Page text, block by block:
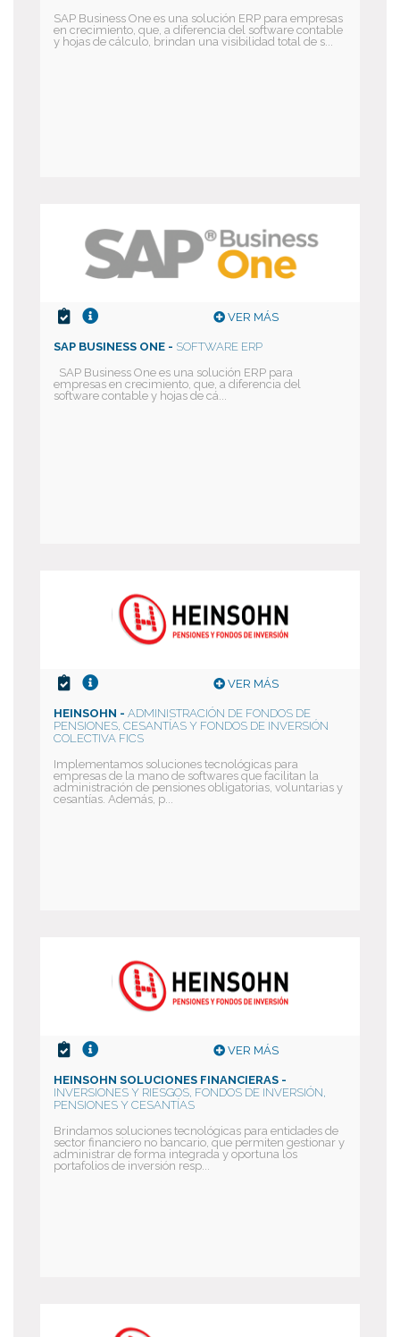
SAP Business One es una solución ERP para empresas
en crecimiento, que, a diferencia del software contable
y hojas de cálculo, brindan una visibilidad total de s...
VER MÁS
SAP BUSINESS ONE - SOFTWARE ERP
SAP Business One es una solución ERP para
empresas en crecimiento, que, a diferencia del
software contable y hojas de cá...
VER MÁS
HEINSOHN - ADMINISTRACIÓN DE FONDOS DE
PENSIONES, CESANTÍAS Y FONDOS DE INVERSIÓN
COLECTIVA FICS
Implementamos soluciones tecnológicas para
empresas de la mano de softwares que facilitan la
administración de pensiones obligatorias, voluntarias y
cesantías. Además, p...
VER MÁS
HEINSOHN SOLUCIONES FINANCIERAS -
INVERSIONES Y RIESGOS, FONDOS DE INVERSIÓN,
PENSIONES Y CESANTÍAS
Brindamos soluciones tecnológicas para entidades de
sector financiero no bancario, que permiten gestionar y
administrar de forma integrada y oportuna los
portafolios de inversión resp...